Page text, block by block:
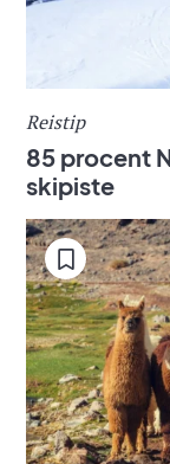
Reistip
85 procent
skipiste